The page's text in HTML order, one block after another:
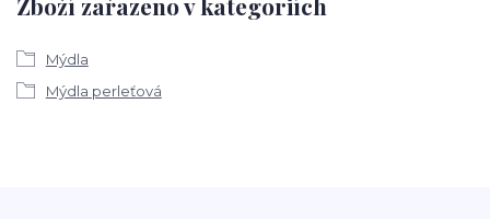
Mýdla
Mýdla perleťová